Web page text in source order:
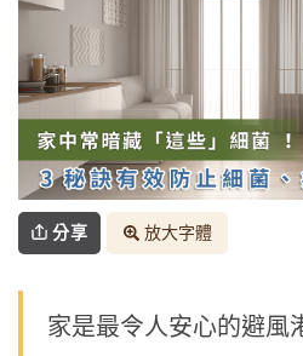
分享 放大字體
家是最令人安心的避風